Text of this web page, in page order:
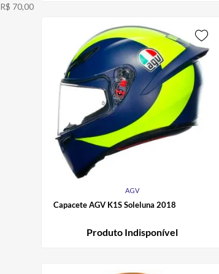
R$ 70,00
AGV
Capacete AGV K1S Soleluna 2018
Produto Indisponível